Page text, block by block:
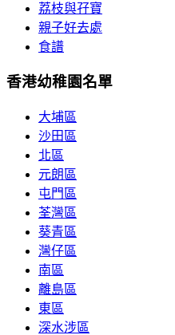
荔枝與孖寶
親子好去處
食譜
香港幼稚園名單
大埔區
沙田區
北區
元朗區
屯門區
荃灣區
葵青區
灣仔區
南區
離島區
東區
深水涉區